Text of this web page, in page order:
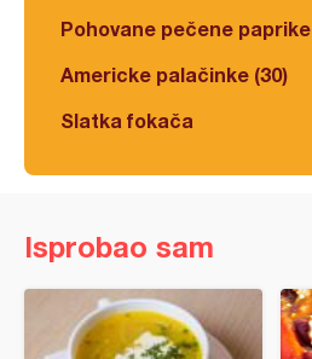
Pohovane pečene paprike
Americke palačinke (30)
Slatka fokača
Isprobao sam